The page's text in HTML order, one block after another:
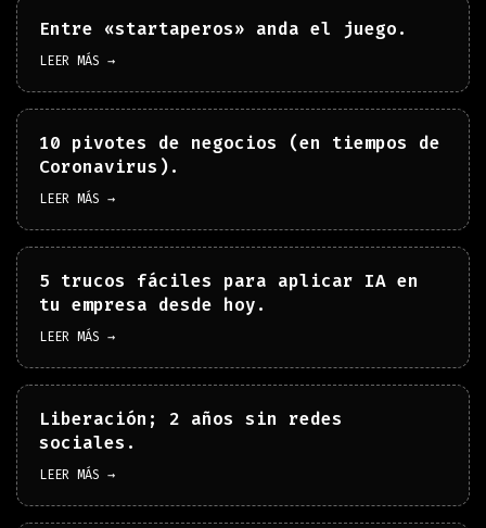
Entre «startaperos» anda el juego.
LEER MÁS →
10 pivotes de negocios (en tiempos de
Coronavirus).
LEER MÁS →
5 trucos fáciles para aplicar IA en
tu empresa desde hoy.
LEER MÁS →
Liberación; 2 años sin redes
sociales.
LEER MÁS →